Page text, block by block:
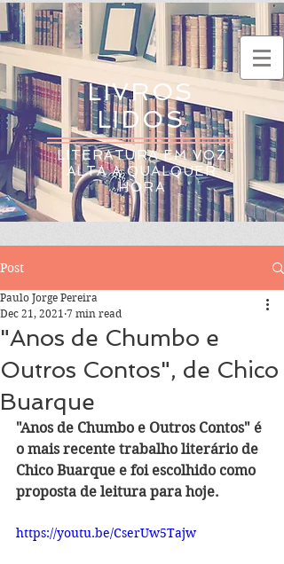
LIVROS
LIDOS
LITERATURA EM VOZ
ALTA A QUALQUER
HORA
Post
"Anos de Chumbo e
Outros Contos", de Chico
Buarque
Paulo Jorge Pereira
Dec 21, 2021 7 min read
"Anos de Chumbo e Outros Contos" é
o mais recente trabalho literário de
Chico Buarque e foi escolhido como
proposta de leitura para hoje.
https://youtu.be/CserUw5Tajw